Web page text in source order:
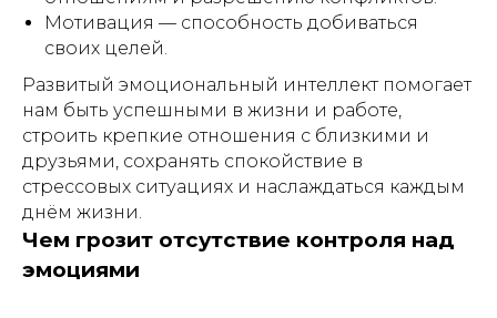
Мотивация — способность добиваться
своих целей.
Развитый эмоциональный интеллект помогает
нам быть успешными в жизни и работе,
строить крепкие отношения с близкими и
друзьями, сохранять спокойствие в
стрессовых ситуациях и наслаждаться каждым
днём жизни.
Чем грозит отсутствие контроля над
эмоциями